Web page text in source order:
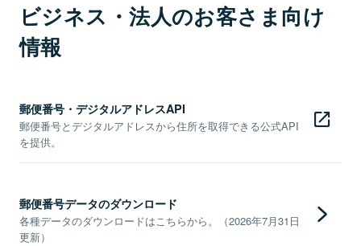
ビジネス・法人のお客さま向け
情報
郵便番号・デジタルアドレスAPI
郵便番号とデジタルアドレスから住所を取得できる公式API
を提供。
郵便番号データのダウンロード
各種データのダウンロードはこちらから。（2026年7月31日
更新）